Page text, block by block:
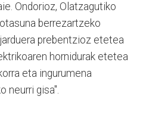
Ondorioz, Olatzagutiko
berrezartzeko
prebentzioz etetea
hornidurak etetea
eta ingurumena
neurri gisa".